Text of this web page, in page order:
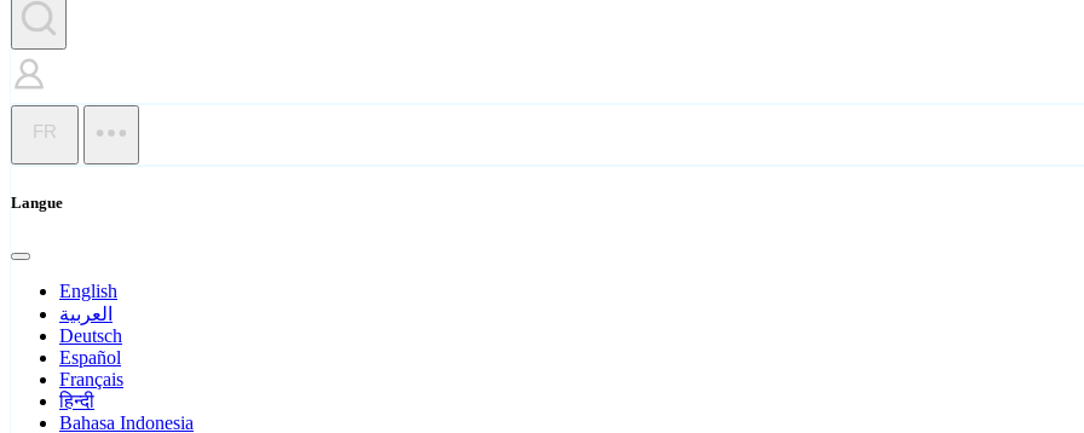
FR
Langue
English
العربية
Deutsch
Español
Français
हिन्दी
Bahasa Indonesia